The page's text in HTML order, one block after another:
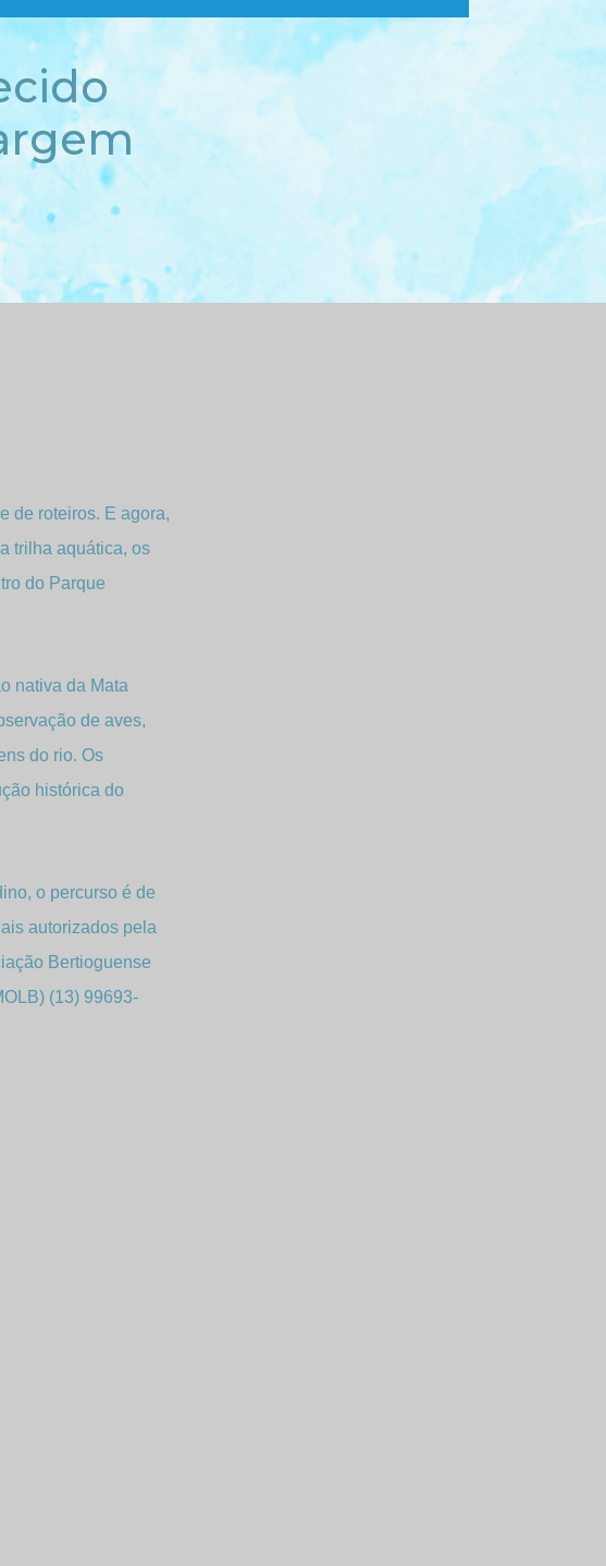
de roteiros. E agora,
trilha aquática, os
do Parque
nativa da Mata
de aves,
do rio. Os
histórica do
o percurso é de
autorizados pela
Bertioguense
(13) 99693-
(26)
em Mongaguá